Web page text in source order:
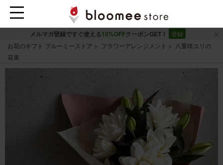
メルマガ登録ですぐ使える10%OFFクーポンGET！
登録
お花のギフト ブルーミーストア
フラワーアレンジメント
八重咲ユリの
花束